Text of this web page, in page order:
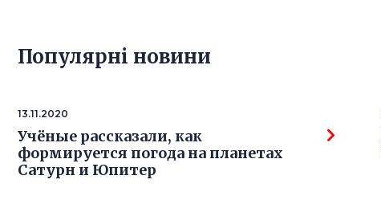
Популярнi новини
13.11.2020
Учёные рассказали, как
формируется погода на планетах
Сатурн и Юпитер